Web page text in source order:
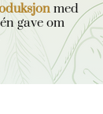
med
gave om